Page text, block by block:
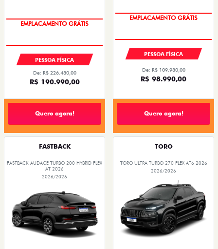
OPORTUNIDADE
PESSOA FÍSICA
De: R$ 226.480,00
R$ 190.990,00
Quero agora!
OPORTUNIDADE
PESSOA FÍSICA
De: R$ 109.980,00
R$ 98.990,00
Quero agora!
FASTBACK
FASTBACK AUDACE TURBO 200 HYBRID FLEX
AT 2026
2026/2026
TORO
TORO ULTRA TURBO 270 FLEX AT6 2026
2026/2026